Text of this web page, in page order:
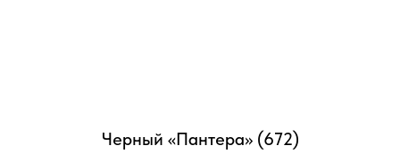
Черный «Пантера» (672)